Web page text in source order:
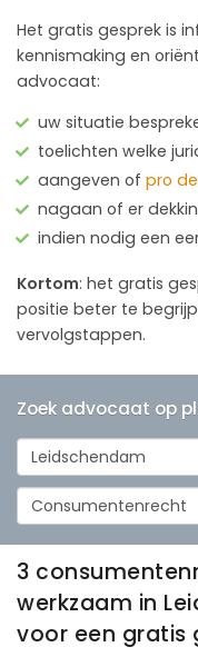
Het gratis gesprek is
kennismaking en
advocaat:
uw situatie
toelichten welke
aangeven of pro
nagaan of er
indien nodig een
Kortom: het gratis
positie beter te
vervolgstappen.
Zoek advocaat op
Leidschendam
Consumentenrecht
3
werkzaam in
voor een gratis